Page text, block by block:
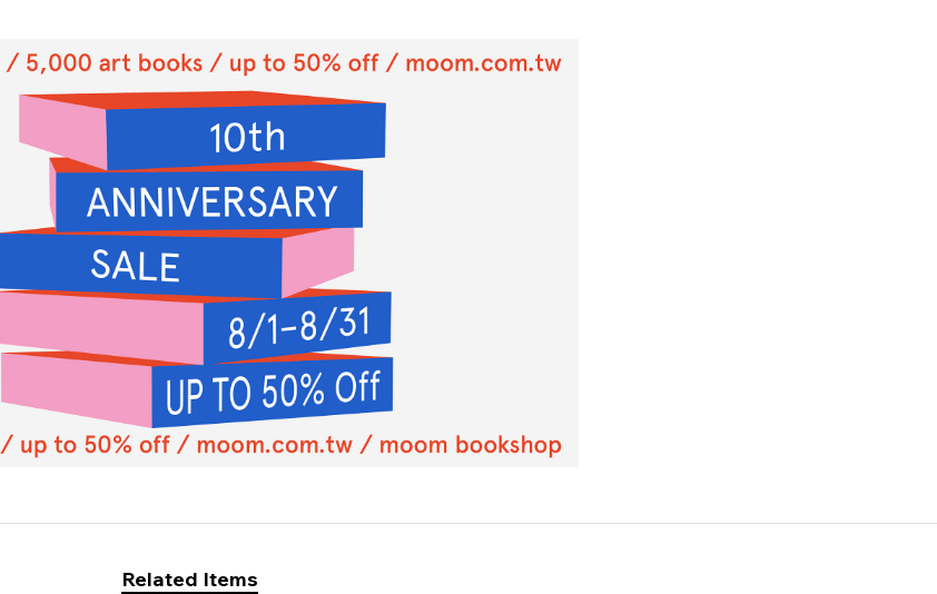
Related Items